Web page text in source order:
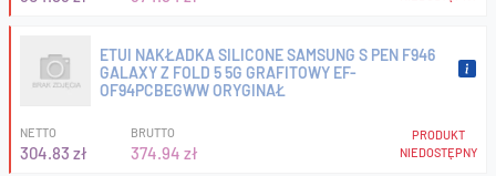
ETUI NAKŁADKA SILICONE SAMSUNG S PEN F946
GALAXY Z FOLD 5 5G GRAFITOWY EF-
OF94PCBEGWW ORYGINAŁ
NETTO
304.83 zł
BRUTTO
374.94 zł
PRODUKT
NIEDOSTĘPNY